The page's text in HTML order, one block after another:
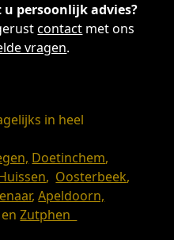
persoonlijk advies?
contact met ons
vragen.
in heel
Doetinchem,
, Oosterbeek,
,Apeldoorn,
enZutphen